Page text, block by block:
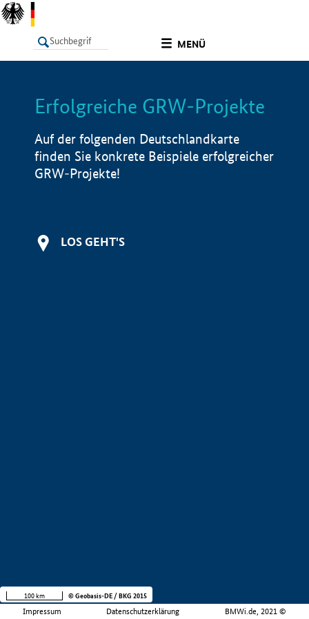
MENÜ
LISTE Info
Erfolgreiche GRW-Projekte
Auf der folgenden Deutschlandkarte
finden Sie konkrete Beispiele erfolgreicher
GRW-Projekte!
LOS GEHT'S
Impressum Datenschutzerklärung BMWi.de, 2021 ©
100 km © Geobasis-DE / BKG 2015